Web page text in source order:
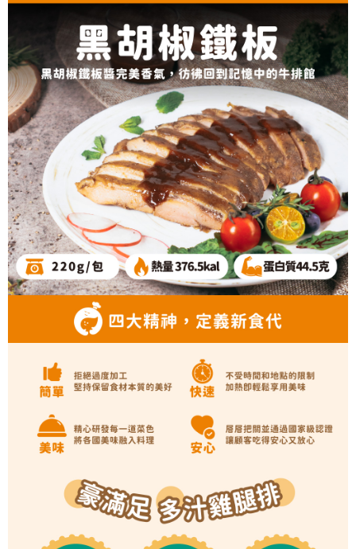
1.分期款項不併入電信帳單，「大哥付你分期」於每月結算日後寄送繳費提
2.透過簡訊連結打開帳單後，可選擇「超商條碼／台灣大直營門市／銀行轉
帳／街口支付／iPASS MONEY」等通路繳費。
【注意事項】
1.本服務係由「台灣大哥大股份有限公司」（以下簡稱本公司）所提供，讓
用戶於交易時，得透過本服務購買商品或服務，並由商店將買賣／分期付款
買賣價金債權讓與本公司後，依約使用本公司帳單繳交帳款。
2.基於同意付款使用「大哥付你分期」之契約關係目的，商店將以您的個人
資料（包含姓名、電話或地址）提供予台灣大哥大進項蒐集、處理及利用，
由本公司與您本人進行分期帳單所需資料之確認、核對及更正。
3.完整用戶服務條款，請詳閱以下連結：https://oppay.tw/userRule
１．於結帳方式選擇「AFTEE先享後付」後，將跳轉至「AFTEE先享後付」
結帳頁面，進行簡訊認證並確認金額後，即可完成結帳。
２．訂單成立數日內，您將收到繳費通知簡訊。
３．收到繳費通知簡訊後14天內，點擊此簡訊中的連結，可透過四大超商／
ATM／網路銀行／等多元方式進行付款，方視為交易完成。
※ 請注意：結帳手續完成當下不需立刻繳費，但若您需要取消訂單，請聯絡
購買商品的店家。未經商家同意取消之訂單仍視為有效，需透過AFTEE先享
後付繳納相關費用。
※ 交易是否成功請以「AFTEE先享後付 」之結帳頁面顯示為準，若有關於
是否繳費成功／繳費後需取消欲退款等相關疑問，請聯繫「AFTEE先享後付
客戶支援中心」https://netprotections.freshdesk.com/support/home
【注意事項】
１．透過由恩沛科技股份有限公司提供之「AFTEE先享後付」服務完成之交
易，需依本服務之必要範圍內提供個人資料，並將交易相關給付款項請求債
權轉讓予恩沛科技股份有限公司。
２．關於個人資料處理事宜，請瀏覽以下網址：
https://aftee.tw/terms/#terms3
３．未成年的使用者請事先徵得法定代理人或監護人之同意方可使用
「AFTEE先享後付」，若未經同意申辦者引起之損失，本公司不負相關責
４．使用「AFTEE先享後付」時，將依據個別帳號之用戶狀況，依本公司即
請求用戶進行身份認證。
５．嚴禁一人註冊多個帳號或使用他人資訊註冊。若發現惡意使用之情形，
恩沛科技股份有限公司將有權停止該用戶之使用額度並採取法律行動。
冷凍｜付款後全家取貨
每筆NT$130，滿NT$1,299(含以上)免運費
冷凍｜宅配
每筆NT$160，滿NT$2,000(含以上)免運費
冷凍｜離島宅配
每筆NT$260，滿NT$2,500(含以上)免運費